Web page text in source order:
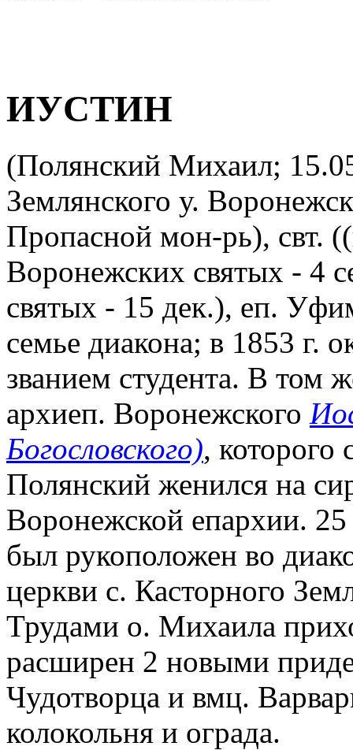
ИУСТИН
(Полянский Михаил;
Землянского у.
Пропасной мон-рь), свт.
Воронежских святых - 4
святых - 15 дек.), еп.
семье диакона; в 1853 г.
званием студента. В том
архиеп. Воронежского
Богословского), которого
Полянский женился на
Воронежской епархии.
был рукоположен во
церкви с. Касторного
Трудами о. Михаила
расширен 2 новыми
Чудотворца и вмц.
колокольня и ограда.